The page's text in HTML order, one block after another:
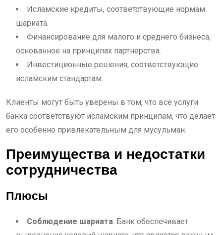
Исламские кредиты, соответствующие нормам
шариата.
Финансирование для малого и среднего бизнеса,
основанное на принципах партнерства.
Инвестиционные решения, соответствующие
исламским стандартам.
Клиенты могут быть уверены в том, что все услуги
банка соответствуют исламским принципам, что делает
его особенно привлекательным для мусульман.
Преимущества и недостатки
сотрудничества
Плюсы
Соблюдение шариата: Банк обеспечивает